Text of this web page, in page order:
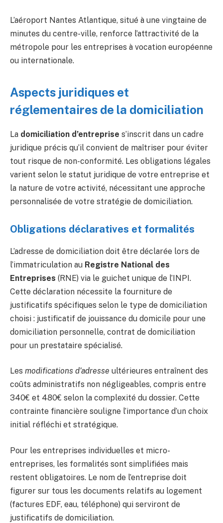
L’aéroport Nantes Atlantique, situé à une vingtaine de
minutes du centre-ville, renforce l’attractivité de la
métropole pour les entreprises à vocation européenne
ou internationale.
Aspects juridiques et
réglementaires de la domiciliation
La domiciliation d’entreprise s’inscrit dans un cadre
juridique précis qu’il convient de maîtriser pour éviter
tout risque de non-conformité. Les obligations légales
varient selon le statut juridique de votre entreprise et
la nature de votre activité, nécessitant une approche
personnalisée de votre stratégie de domiciliation.
Obligations déclaratives et formalités
L’adresse de domiciliation doit être déclarée lors de
l’immatriculation au Registre National des
Entreprises (RNE) via le guichet unique de l’INPI.
Cette déclaration nécessite la fourniture de
justificatifs spécifiques selon le type de domiciliation
choisi : justificatif de jouissance du domicile pour une
domiciliation personnelle, contrat de domiciliation
pour un prestataire spécialisé.
Les modifications d’adresse ultérieures entraînent des
coûts administratifs non négligeables, compris entre
340€ et 480€ selon la complexité du dossier. Cette
contrainte financière souligne l’importance d’un choix
initial réfléchi et stratégique.
Pour les entreprises individuelles et micro-
entreprises, les formalités sont simplifiées mais
restent obligatoires. Le nom de l’entreprise doit
figurer sur tous les documents relatifs au logement
(factures EDF, eau, téléphone) qui serviront de
justificatifs de domiciliation.